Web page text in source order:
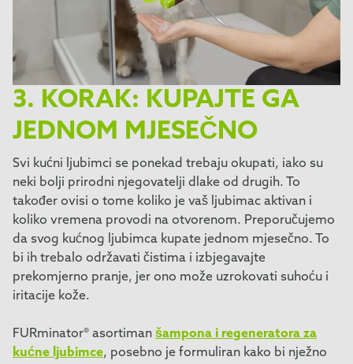
3. KORAK: KUPAJTE GA
JEDNOM MJESEČNO
Svi kućni ljubimci se ponekad trebaju okupati, iako su
neki bolji prirodni njegovatelji dlake od drugih. To
također ovisi o tome koliko je vaš ljubimac aktivan i
koliko vremena provodi na otvorenom. Preporučujemo
da svog kućnog ljubimca kupate jednom mjesečno. To
bi ih trebalo održavati čistima i izbjegavajte
prekomjerno pranje, jer ono može uzrokovati suhoću i
iritacije kože.
FURminator® asortiman šampona i regeneratora za
kućne ljubimce, posebno je formuliran kako bi nježno